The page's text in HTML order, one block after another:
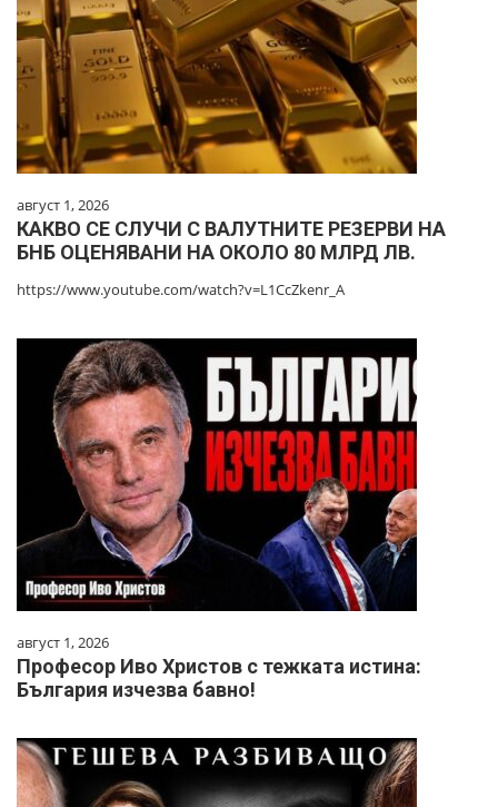
август 1, 2026
КАКВО СЕ СЛУЧИ С ВАЛУТНИТЕ РЕЗЕРВИ НА
БНБ ОЦЕНЯВАНИ НА ОКОЛО 80 МЛРД ЛВ.
https://www.youtube.com/watch?v=L1CcZkenr_A
август 1, 2026
Професор Иво Христов с тежката истина:
България изчезва бавно!